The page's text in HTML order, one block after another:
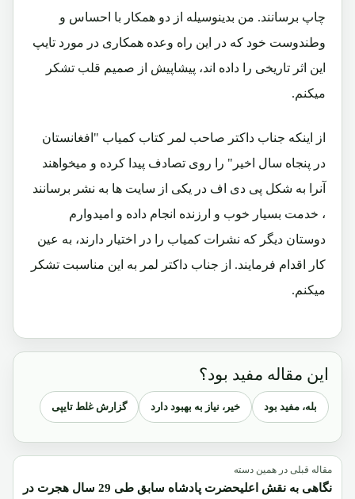
چاپ برسانند. من بدینوسیله از دو همکار با احساس و
وطندوست خود که در این راه وعده همکاری در مورد تایپ
این اثر تاریخی را داده اند، پیشاپیش از صمیم قلب تشکر
میکنم.
از اینکه جناب داکتر صاحب لمر کتاب کمیاب "افغانستان
در پنجاه سال اخیر" را روی تصادف پیدا کرده و میخواهند
آنرا به شکل پی دی اف در یکی از سایت ها به نشر برسانند
، خدمت بسیار خوب و ارزنده انجام داده و امیدوارم
دوستان دیگر که نشرات کمیاب را در اختیار دارند، به عین
کار اقدام فرمایند. از جناب داکتر لمر به این مناسبت تشکر
میکنم.
این مقاله مفید بود؟
بله، مفید بود خیر، نیاز به بهبود دارد گزارش غلط تایپی
مقاله قبلی در همین دسته
نگاهی به نقش اعلیحضرت پادشاه سابق طی 29 سال هجرت در